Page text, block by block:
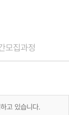
모집과정
고 있습니다.